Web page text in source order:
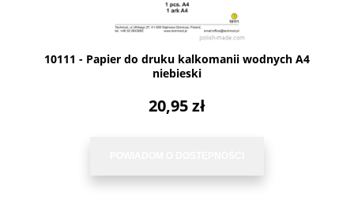
10111 - Papier do druku kalkomanii wodnych A4
niebieski
20,95 zł